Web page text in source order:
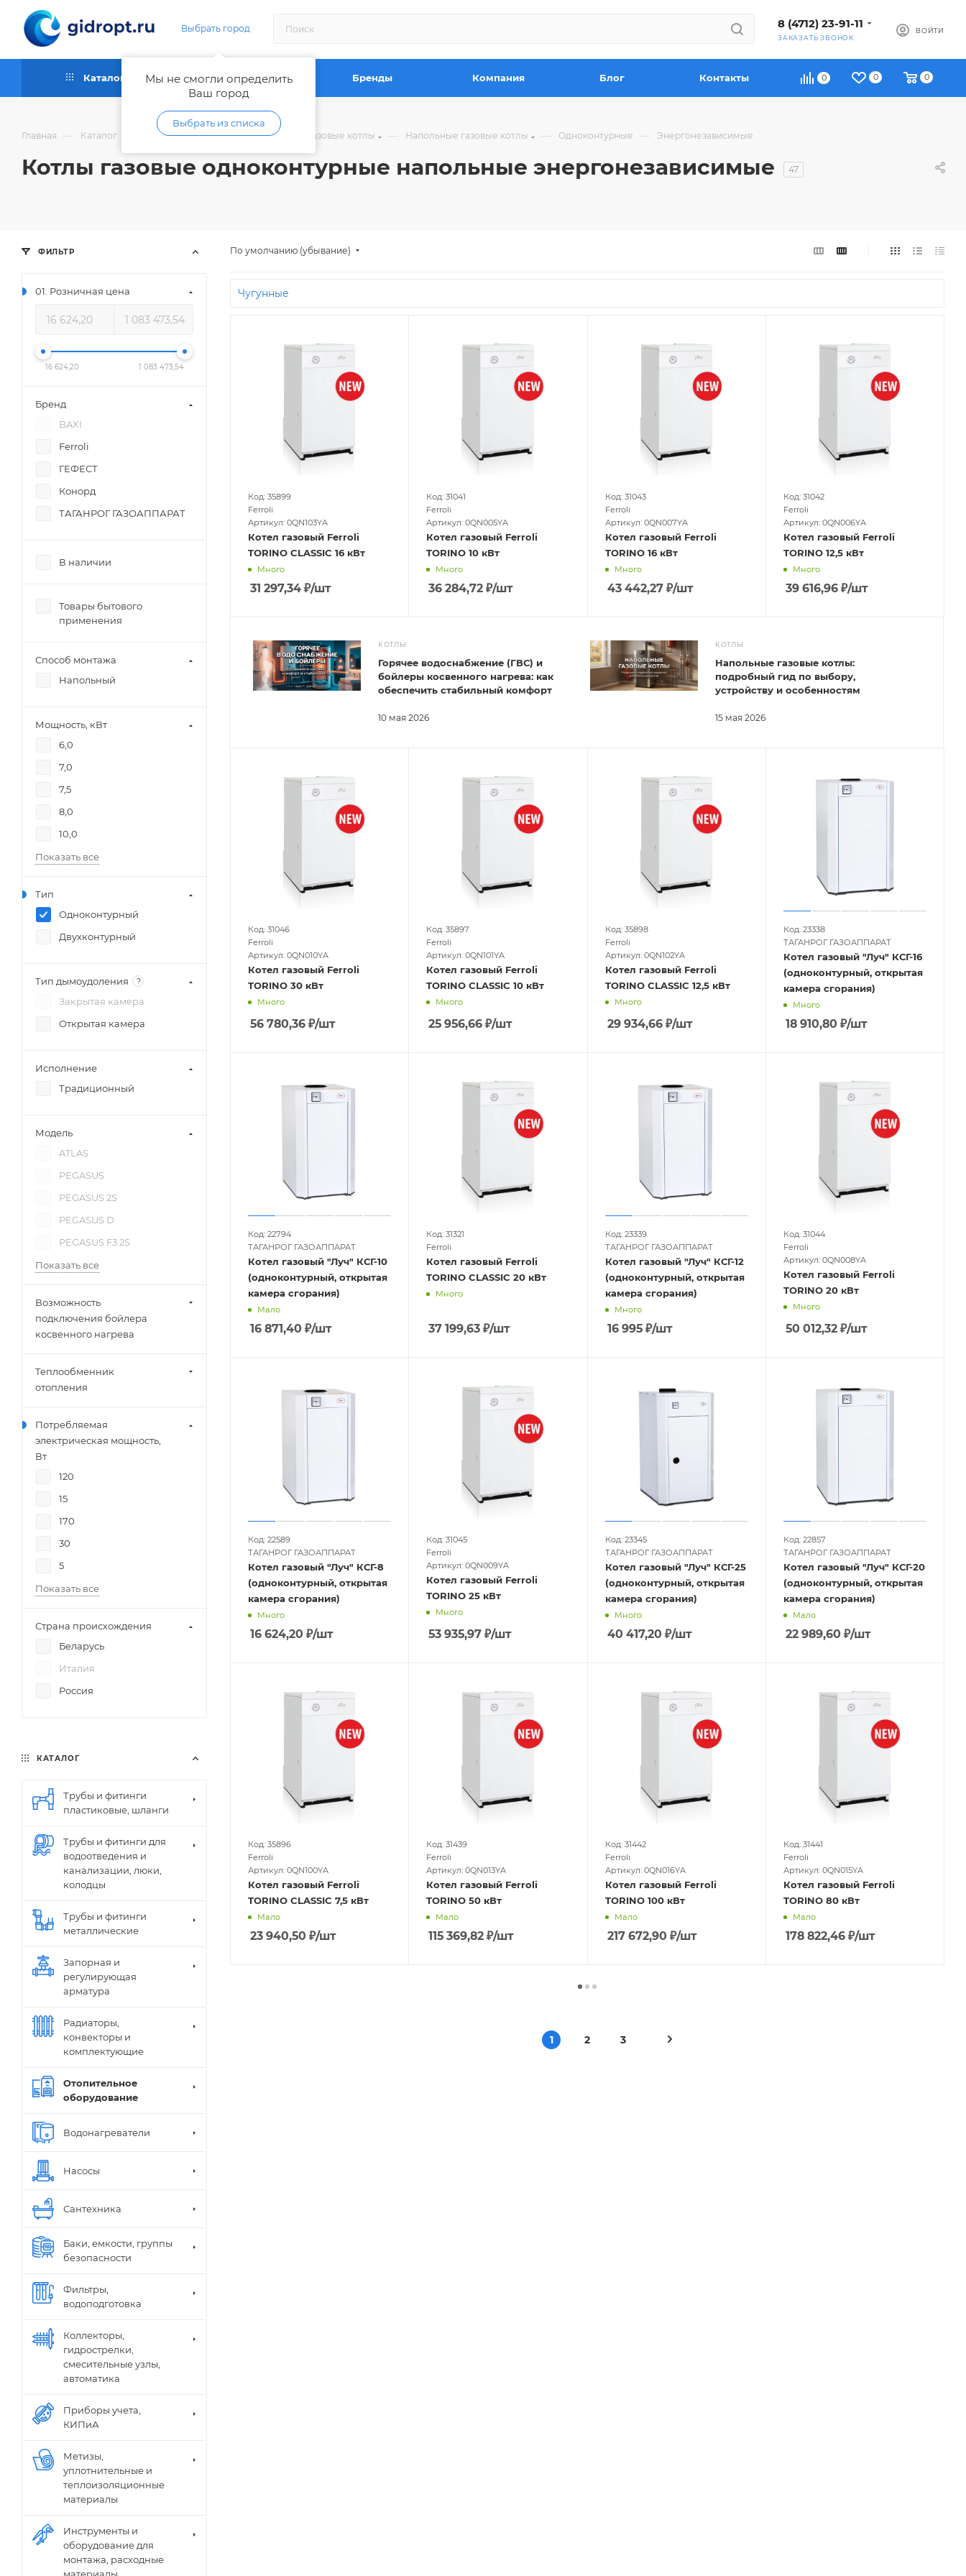
Выбрать город
Мы не смогли определить
Ваш город
Выбрать из списка
8 (4712) 23-91-11
ЗАКАЗАТЬ ЗВОНОК
ВОЙТИ
0 0 0
Каталог Как купить Бренды Компания Блог Контакты
Главная — Каталог Отопительное оборудование Газовые котлы — Напольные газовые котлы — Одноконтурные — Энергонезависимые
Котлы газовые одноконтурные напольные энергонезависимые 47
По умолчанию (убывание)
Чугунные
Код: 35899
Ferroli
Артикул: 0QN103YA
Котел газовый Ferroli
TORINO CLASSIC 16 кВт
Много
31 297,34 ₽/шт
Код: 31041
Ferroli
Артикул: 0QN005YA
Котел газовый Ferroli
TORINO 10 кВт
Много
36 284,72 ₽/шт
Код: 31043
Ferroli
Артикул: 0QN007YA
Котел газовый Ferroli
TORINO 16 кВт
Много
43 442,27₽/шт
Код: 31042
Ferroli
Артикул: 0QN006YA
Котел газовый Ferroli
TORINO 12,5 кВт
Много
39 616,96₽/шт
КОТЛЫ
10 мая 2026
Горячее водоснабжение (ГВС) и
бойлеры косвенного нагрева: как
обеспечить стабильный комфорт
КОТЛЫ
15 мая 2026
Напольные газовые котлы:
подробный гид по выбору,
устройству и особенностям
Код: 31046
Ferroli
Артикул: 0QN010YA
Котел газовый Ferroli
TORINO 30 кВт
Много
56 780,36 ₽/шт
Код: 35897
Ferroli
Артикул: 0QN101YA
Котел газовый Ferroli
TORINO CLASSIC 10 кВт
Много
25 956,66 ₽/шт
Код: 35898
Ferroli
Артикул: 0QN102YA
Котел газовый Ferroli
TORINO CLASSIC 12,5 кВт
Много
29 934,66₽/шт
Код: 23338
ТАГАНРОГ ГАЗОАППАРАТ
Котел газовый "Луч" КСГ-16
(одноконтурный, открытая
камера сгорания)
Много
18 910,80 ₽/шт
Код: 22794
ТАГАНРОГ ГАЗОАППАРАТ
Котел газовый "Луч" КСГ-10
(одноконтурный, открытая
камера сгорания)
Мало
16 871,40 ₽/шт
Код: 31321
Ferroli
Котел газовый Ferroli
TORINO CLASSIC 20 кВт
Много
37 199,63 ₽/шт
Код: 23339
ТАГАНРОГ ГАЗОАППАРАТ
Котел газовый "Луч" КСГ-12
(одноконтурный, открытая
камера сгорания)
Много
16 995₽/шт
Код: 31044
Ferroli
Артикул: 0QN008YA
Котел газовый Ferroli
TORINO 20 кВт
Много
50 012,32₽/шт
Код: 22589
ТАГАНРОГ ГАЗОАППАРАТ
Котел газовый "Луч" КСГ-8
(одноконтурный, открытая
камера сгорания)
Много
16 624,20 ₽/шт
Код: 31045
Ferroli
Артикул: 0QN009YA
Котел газовый Ferroli
TORINO 25 кВт
Много
53 935,97 ₽/шт
Код: 23345
ТАГАНРОГ ГАЗОАППАРАТ
Котел газовый "Луч" КСГ-25
(одноконтурный, открытая
камера сгорания)
Много
40 417,20 ₽/шт
Код: 22857
ТАГАНРОГ ГАЗОАППАРАТ
Котел газовый "Луч" КСГ-20
(одноконтурный, открытая
камера сгорания)
Мало
22 989,60 ₽/шт
Код: 35896
Ferroli
Артикул: 0QN100YA
Котел газовый Ferroli
TORINO CLASSIC 7,5 кВт
Мало
23 940,50 ₽/шт
Код: 31439
Ferroli
Артикул: 0QN013YA
Котел газовый Ferroli
TORINO 50 кВт
Мало
115 369,82 ₽/шт
Код: 31442
Ferroli
Артикул: 0QN016YA
Котел газовый Ferroli
TORINO 100 кВт
Мало
217 672,90 ₽/шт
Код: 31441
Ferroli
Артикул: 0QN015YA
Котел газовый Ferroli
TORINO 80 кВт
Мало
178 822,46₽/шт
1 2 3
ФИЛЬТР
01. Розничная цена
16 624,20 1 083 473,54
Бренд
BAXI
Ferroli
ГЕФЕСТ
Конорд
ТАГАНРОГ ГАЗОАППАРАТ
В наличии
Товары бытового
применения
Способ монтажа
Напольный
Мощность, кВт
6,0
7,0
7,5
8,0
10,0
Показать все
Тип
Одноконтурный
Двухконтурный
Тип дымоудоления ?
Закрытая камера
Открытая камера
Исполнение
Традиционный
Модель
ATLAS
PEGASUS
PEGASUS 2S
PEGASUS D
PEGASUS F3 2S
Показать все
Возможность
подключения бойлера
косвенного нагрева
Теплообменник
отопления
Потребляемая
электрическая мощность,
Вт
120
15
170
30
5
Показать все
Страна происхождения
Беларусь
Италия
Россия
КАТАЛОГ
Трубы и фитинги
пластиковые, шланги
Трубы и фитинги для
водоотведения и
канализации, люки,
колодцы
Трубы и фитинги
металлические
Запорная и
регулирующая
арматура
Радиаторы,
конвекторы и
комплектующие
Отопительное
оборудование
Водонагреватели
Насосы
Сантехника
Баки, емкости, группы
безопасности
Фильтры,
водоподготовка
Коллекторы,
гидрострелки,
смесительные узлы,
автоматика
Приборы учета,
КИПиА
Метизы,
уплотнительные и
теплоизоляционные
материалы
Инструменты и
оборудование для
монтажа, расходные